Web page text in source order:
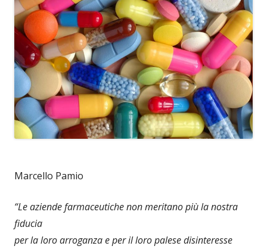
Marcello Pamio
“Le aziende farmaceutiche non meritano più la nostra
fiducia
per la loro arroganza e per il loro palese disinteresse